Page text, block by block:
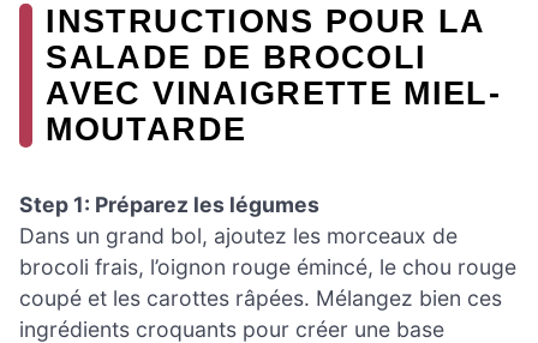
INSTRUCTIONS POUR LA
SALADE DE BROCOLI
AVEC VINAIGRETTE MIEL-
MOUTARDE
Step 1: Préparez les légumes
Dans un grand bol, ajoutez les morceaux de
brocoli frais, l’oignon rouge émincé, le chou rouge
coupé et les carottes râpées. Mélangez bien ces
ingrédients croquants pour créer une base